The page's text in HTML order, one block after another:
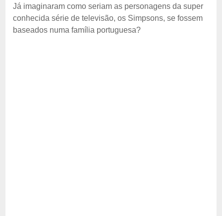
Já imaginaram como seriam as personagens da super
conhecida série de televisão, os Simpsons, se fossem
baseados numa família portuguesa?